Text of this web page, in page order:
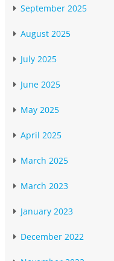
September 2025
August 2025
July 2025
June 2025
May 2025
April 2025
March 2025
March 2023
January 2023
December 2022